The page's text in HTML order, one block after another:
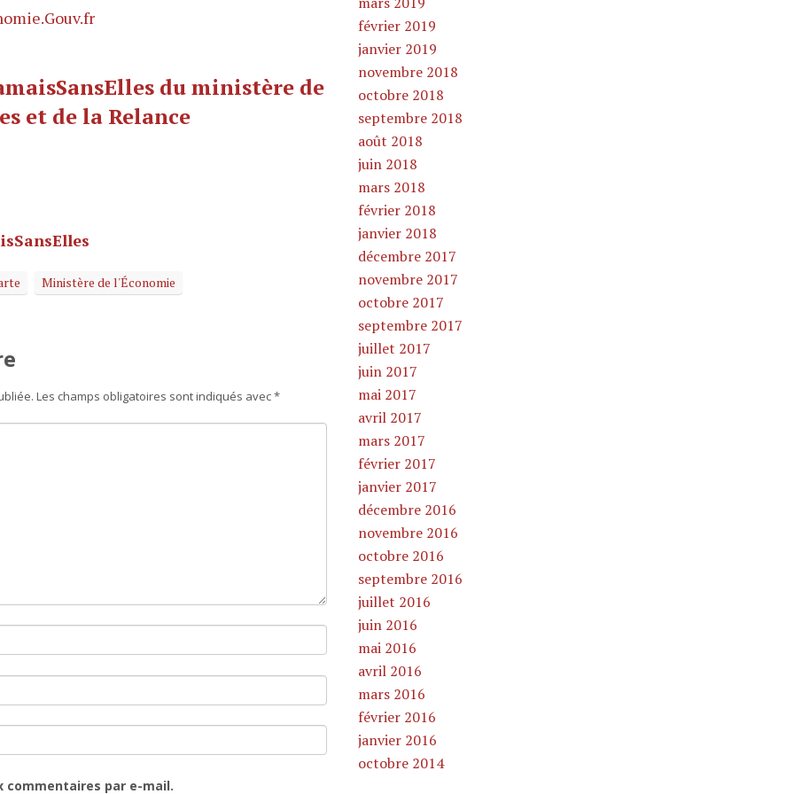
du ministère de
et de la Relance
Ministère de l'Économie
Les champs obligatoires sont indiqués avec*
commentaires par e-mail.
février 2019
janvier 2019
novembre 2018
octobre 2018
septembre 2018
août 2018
juin 2018
mars 2018
février 2018
janvier 2018
décembre 2017
novembre 2017
octobre 2017
septembre 2017
juillet 2017
juin 2017
mai 2017
avril 2017
mars 2017
février 2017
janvier 2017
décembre 2016
novembre 2016
octobre 2016
septembre 2016
juillet 2016
juin 2016
mai 2016
avril 2016
mars 2016
février 2016
janvier 2016
octobre 2014